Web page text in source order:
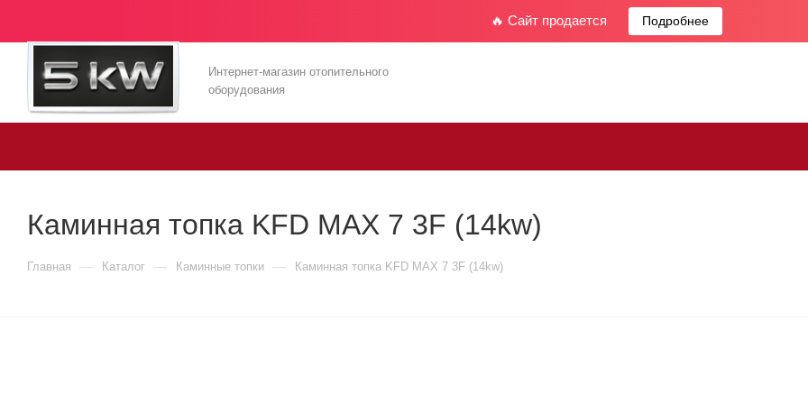
🔥 Сайт продается Подробнее
Интернет-магазин отопительного
оборудования
Каминная топка KFD MAX 7 3F (14kw)
Главная — Каталог — Каминные топки — Каминная топка KFD MAX 7 3F (14kw)